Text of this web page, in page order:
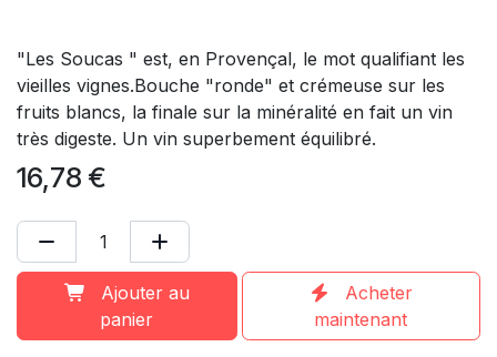
"Les Soucas " est, en Provençal, le mot qualifiant les
vieilles vignes.Bouche "ronde" et crémeuse sur les
fruits blancs, la finale sur la minéralité en fait un vin
très digeste. Un vin superbement équilibré.
16,78 €
Ajouter au
panier
Acheter
maintenant